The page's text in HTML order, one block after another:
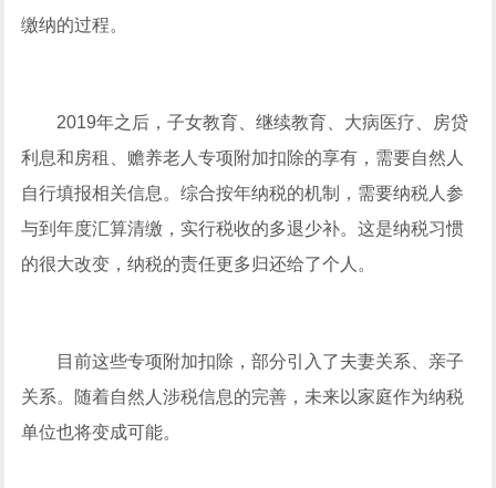
缴纳的过程。
2019年之后，子女教育、继续教育、大病医疗、房贷
利息和房租、赡养老人专项附加扣除的享有，需要自然人
自行填报相关信息。综合按年纳税的机制，需要纳税人参
与到年度汇算清缴，实行税收的多退少补。这是纳税习惯
的很大改变，纳税的责任更多归还给了个人。
目前这些专项附加扣除，部分引入了夫妻关系、亲子
关系。随着自然人涉税信息的完善，未来以家庭作为纳税
单位也将变成可能。